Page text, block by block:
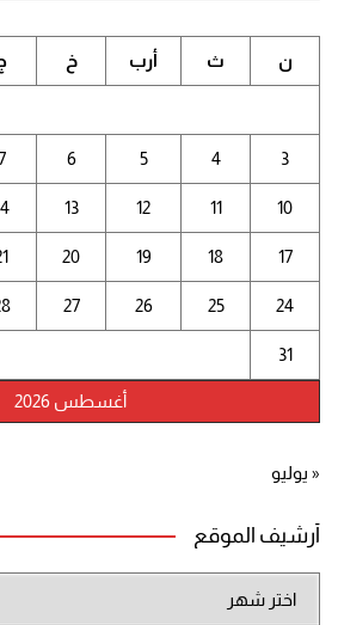
أغسطس 2026
ن ث أرب خ
3
4
5
6
10
11
12
13
17
18
19
20
24
25
26
27
31
« يوليو
أرشيف الموقع
الموقع